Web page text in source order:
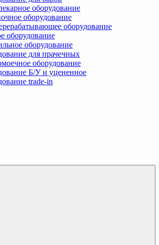
оборудование
оборудование
оборудование
оборудование
оборудование
для прачечных
оборудование
Б/У и уцененное
trade-in